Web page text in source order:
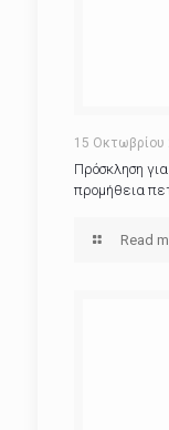
15 Οκτωβρίου
Πρόσκληση
προμήθεια
Read